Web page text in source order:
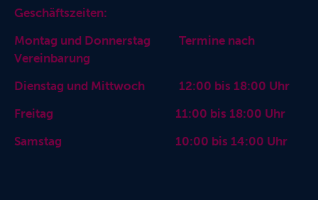
Geschäftszeiten:
Montag und Donnerstag Termine nach
Vereinbarung
Dienstag und Mittwoch 12:00 bis 18:00 Uhr
Freitag 11:00 bis 18:00 Uhr
Samstag 10:00 bis 14:00 Uhr